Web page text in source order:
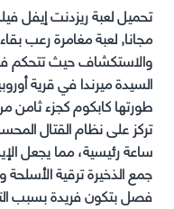
مجانا, لعبة مغامرة رعب
والاستكشاف حيث تتحكم في
السيدة ميرندا في قرية
طورتها كابكوم كجزء ثامن
ساعة رئيسية، مما يجعل
جمع الذخيرة ترقية
فصل بتكون فريدة بسبب